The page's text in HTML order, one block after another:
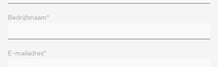
Bedrijfsnaam*
E-mailadres*